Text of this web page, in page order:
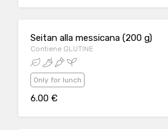
Seitan alla messicana (200 g)
Contiene GLUTINE
Only for lunch
6.00 €